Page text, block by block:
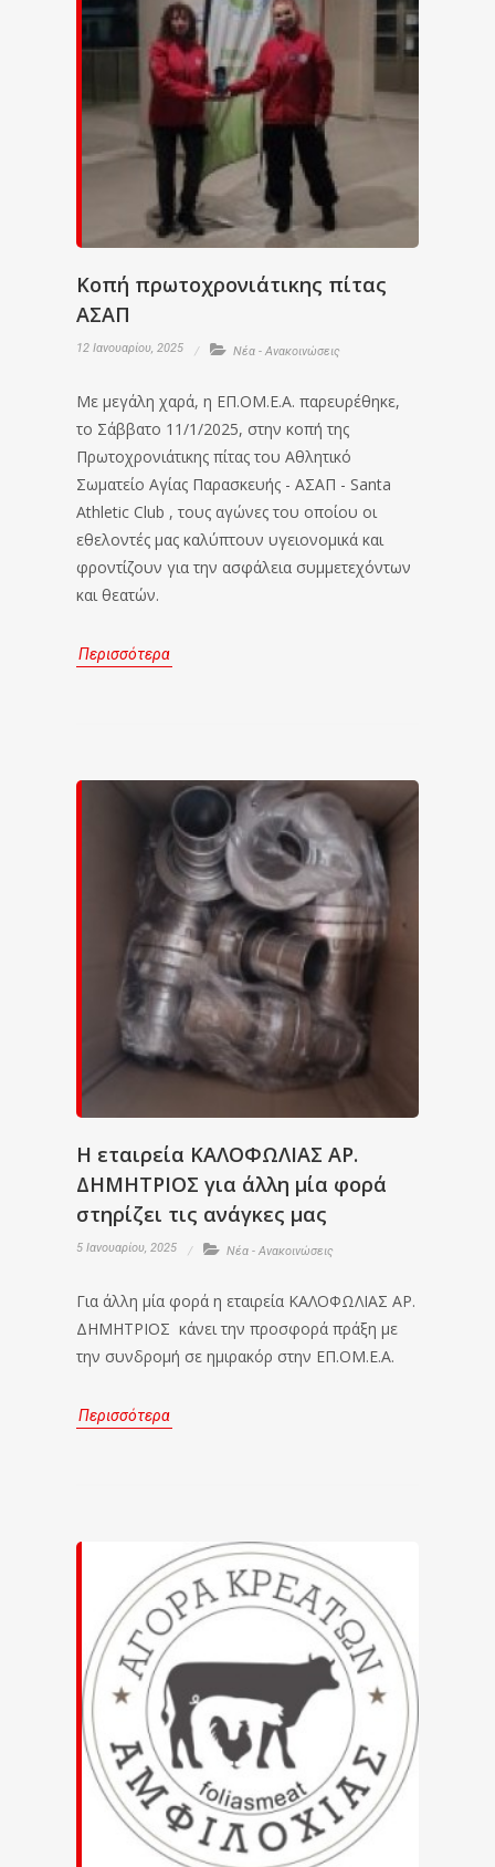
Κοπή πρωτοχρονιάτικης πίτας
ΑΣΑΠ
12 Ιανουαρίου, 2025 Νέα - Ανακοινώσεις
Με μεγάλη χαρά, η ΕΠ.ΟΜ.Ε.Α. παρευρέθηκε,
το Σάββατο 11/1/2025, στην κοπή της
Πρωτοχρονιάτικης πίτας του Αθλητικό
Σωματείο Αγίας Παρασκευής - ΑΣΑΠ - Santa
Athletic Club , τους αγώνες του οποίου οι
εθελοντές μας καλύπτουν υγειονομικά και
φροντίζουν για την ασφάλεια συμμετεχόντων
και θεατών.
Περισσότερα
Η εταιρεία ΚΑΛΟΦΩΛΙΑΣ ΑΡ.
ΔΗΜΗΤΡΙΟΣ για άλλη μία φορά
στηρίζει τις ανάγκες μας
5 Ιανουαρίου, 2025 Νέα - Ανακοινώσεις
Για άλλη μία φορά η εταιρεία ΚΑΛΟΦΩΛΙΑΣ ΑΡ.
ΔΗΜΗΤΡΙΟΣ κάνει την προσφορά πράξη με
την συνδρομή σε ημιρακόρ στην ΕΠ.ΟΜ.Ε.Α.
Περισσότερα